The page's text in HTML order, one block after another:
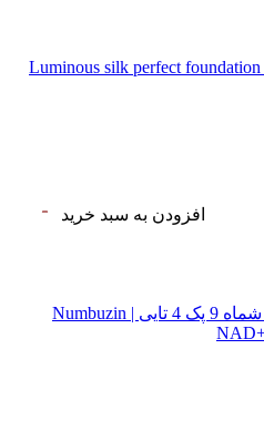
کرم پودرجورجیوآرمانی کد 3.5 | Luminous silk perfect foundation
افزودن به سبد خرید
ماسک صورت لیفتینگ نامبوزین شماه 9 پک 4 تایی | Numbuzin